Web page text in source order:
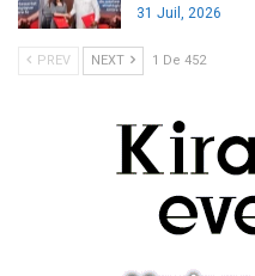
31 Juil, 2026
PREV NEXT 1 De 452